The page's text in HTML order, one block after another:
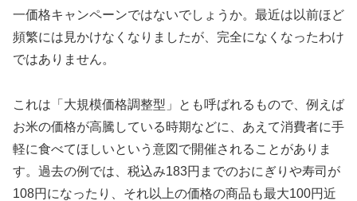
一価格キャンペーンではないでしょうか。最近は以前ほど
頻繁には見かけなくなりましたが、完全になくなったわけ
ではありません。
これは「大規模価格調整型」とも呼ばれるもので、例えば
お米の価格が高騰している時期などに、あえて消費者に手
軽に食べてほしいという意図で開催されることがありま
す。過去の例では、税込み183円までのおにぎりや寿司が
108円になったり、それ以上の価格の商品も最大100円近